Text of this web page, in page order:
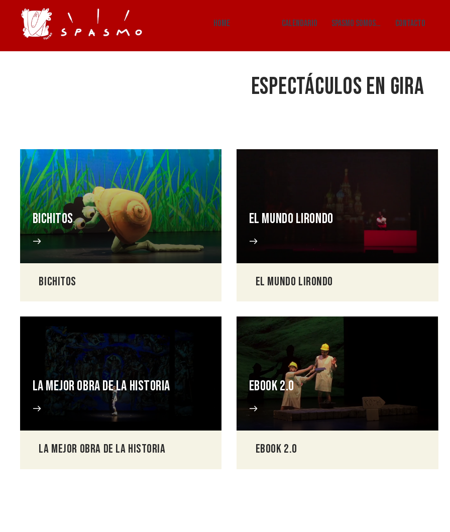
HOME CALENDARIO SPASMO SOMOS… CONTACTO
ESPECTÁCULOS EN GIRA
BICHITOS
BICHITOS
EL MUNDO LIRONDO
EL MUNDO LIRONDO
LA MEJOR OBRA DE LA HISTORIA
LA MEJOR OBRA DE LA HISTORIA
EBOOK 2.0
EBOOK 2.0